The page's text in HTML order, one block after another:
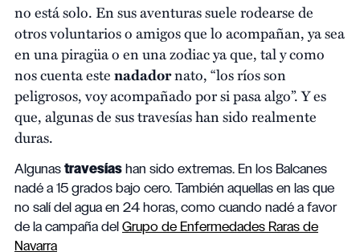
no está solo. En sus aventuras suele rodearse de
otros voluntarios o amigos que lo acompañan, ya sea
en una piragüa o en una zodiac ya que, tal y como
nos cuenta estenadadornato, “los ríos son
peligrosos, voy acompañado por si pasa algo”. Y es
que, algunas de sus travesías han sido realmente
duras.
Algunas travesías han sido extremas. En los Balcanes
nadé a 15 grados bajo cero. También aquellas en las que
no salí del agua en 24 horas, como cuando nadé a favor
de la campaña del Grupo de Enfermedades Raras de
Navarra